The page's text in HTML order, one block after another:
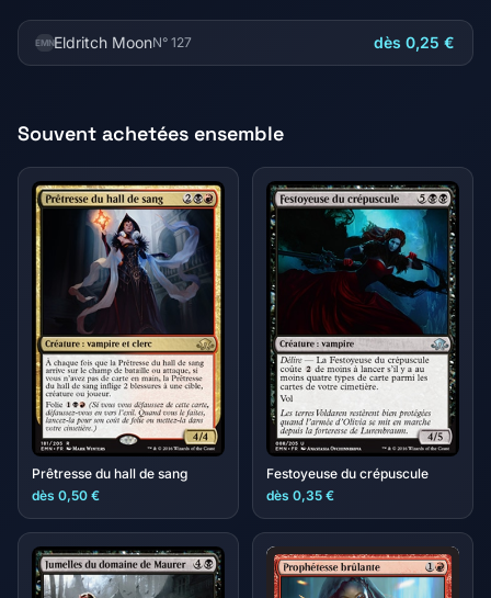
EMNEldritch MoonN° 127 dès 0,25 €
Souvent achetées ensemble
Prêtresse du hall de sang
dès 0,50 €
Festoyeuse du crépuscule
dès 0,35 €